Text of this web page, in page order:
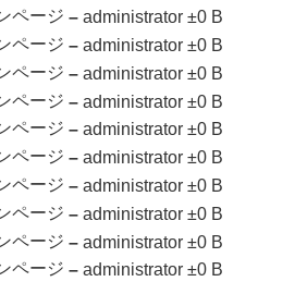
ページ – administrator ±0 B
ページ – administrator ±0 B
ページ – administrator ±0 B
ページ – administrator ±0 B
ページ – administrator ±0 B
ページ – administrator ±0 B
ページ – administrator ±0 B
ページ – administrator ±0 B
ページ – administrator ±0 B
ページ – administrator ±0 B